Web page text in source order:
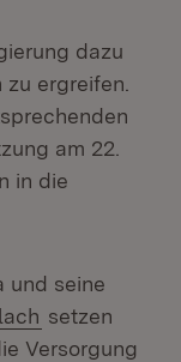
dazu
ergreifen.
am 22.
in die
und seine
(Öffnet in
setzen
Versorgung